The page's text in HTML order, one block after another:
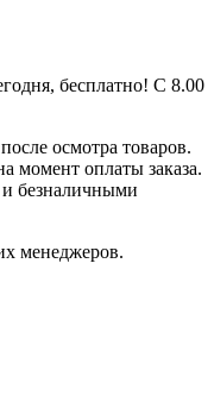
бесплатно! С 8.00
после осмотра товаров.
момент оплаты заказа.
безналичными
менеджеров.